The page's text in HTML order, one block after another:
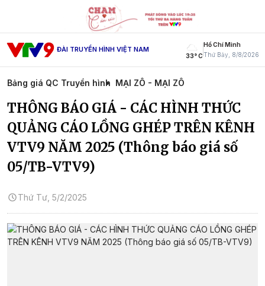
ĐÀI TRUYỀN HÌNH VIỆT NAM
33° C
Hồ Chí Minh
Thứ Bảy, 8/8/2026
Bảng giá QC Truyền hình MẠI ZÔ - MẠI ZÔ
THÔNG BÁO GIÁ - CÁC HÌNH THỨC
QUẢNG CÁO LỒNG GHÉP TRÊN KÊNH
VTV9 NĂM 2025 (Thông báo giá số
05/TB-VTV9)
Thứ Tư, 5/2/2025